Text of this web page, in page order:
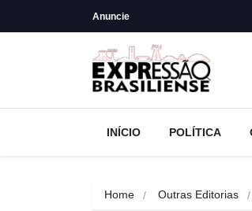
Anuncie
INÍCIO POLÍTICA
Home Outras Editorias